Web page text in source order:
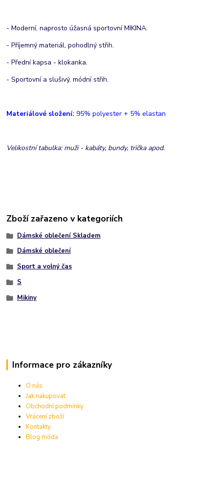
- Moderní, naprosto úžasná sportovní MIKINA.
- Příjemný materiál, pohodlný střih.
- Přední kapsa - klokanka.
- Sportovní a slušivý, módní střih.
Materiálové složení: 95% polyester + 5% elastan
Velikostní tabulka: muži - kabáty, bundy, trička apod.
Zboží zařazeno v kategoriích
Dámské oblečení Skladem
Dámské oblečení
Sport a volný čas
S
Mikiny
Informace pro zákazníky
O nás
Jak nakupovat
Obchodní podmínky
Vrácení zboží
Kontakty
Blog móda